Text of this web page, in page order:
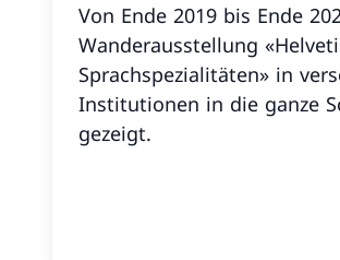
Von Ende 2019 bis Ende
Wanderausstellung
Sprachspezialitäten» in
Institutionen in die ganze
gezeigt.